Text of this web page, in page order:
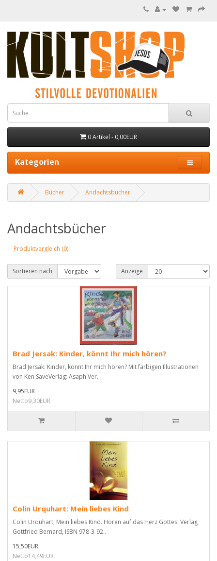
0 Artikel - 0,00EUR
Kategorien
Bücher Andachtsbücher
Andachtsbücher
Produktvergleich (0)
Sortieren nach Anzeige
Brad Jersak: Kinder, könnt Ihr mich hören?
Brad Jersak: Kinder, könnt Ihr mich hören? Mit farbigen Illustrationen
von Ken SaveVerlag: Asaph Ver..
9,95EUR
Netto9,30EUR
Colin Urquhart: Mein liebes Kind
Colin Urquhart, Mein liebes Kind. Hören auf das Herz Gottes. Verlag
Gottfried Bernard, ISBN 978-3-92..
15,50EUR
Netto14,49EUR